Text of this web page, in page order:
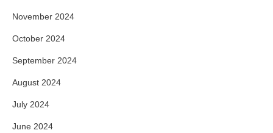
November 2024
October 2024
September 2024
August 2024
July 2024
June 2024